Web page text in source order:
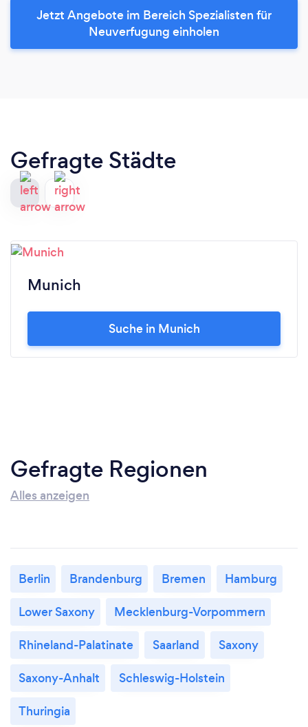
Jetzt Angebote im Bereich Spezialisten für
Neuverfugung einholen
Gefragte Städte
Munich
Suche in Munich
Gefragte Regionen
Alles anzeigen
Berlin Brandenburg Bremen
Hamburg
Lower Saxony
Mecklenburg-Vorpommern
Rhineland-Palatinate
Saarland
Saxony
Saxony-Anhalt
Schleswig-Holstein
Thuringia